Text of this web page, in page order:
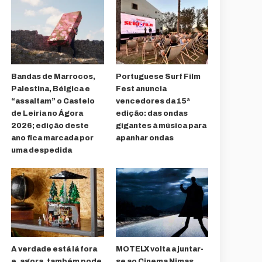
Bandas de Marrocos,
Palestina, Bélgica e
“assaltam” o Castelo
de Leiria no Ágora
2026; edição deste
ano fica marcada por
uma despedida
Portuguese Surf Film
Fest anuncia
vencedores da 15ª
edição: das ondas
gigantes à música para
apanhar ondas
A verdade está lá fora
MOTELX volta a juntar-